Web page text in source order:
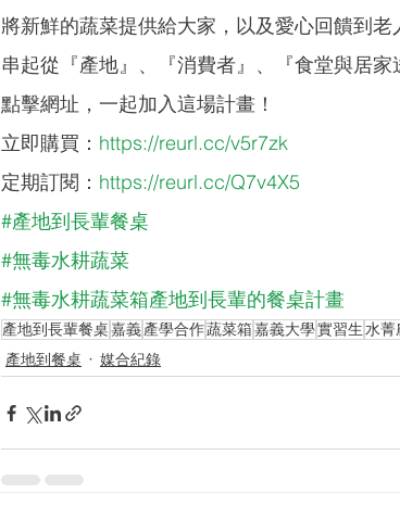
將新鮮的蔬菜提供給大家，以及愛心回饋到老
串起從『產地』、『消費者』、『食堂與居
點擊網址，一起加入這場計畫！
立即購買： https://reurl.cc/v5r7zk
定期訂閱： https://reurl.cc/Q7v4X5
#產地到長輩餐桌
#無毒水耕蔬菜
#無毒水耕蔬菜箱產地到長輩的餐桌計畫
產地到長輩餐桌嘉義產學合作蔬菜箱嘉義大學實習生水菁
產地到餐桌
媒合紀錄